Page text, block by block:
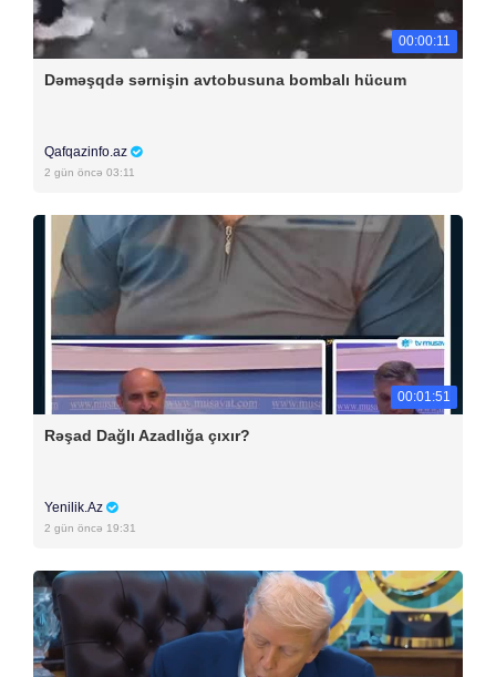
00:00:11
Dəməşqdə sərnişin avtobusuna bombalı hücum
Qafqazinfo.az
2 gün öncə 03:11
00:01:51
Rəşad Dağlı Azadlığa çıxır?
Yenilik.Az
2 gün öncə 19:31